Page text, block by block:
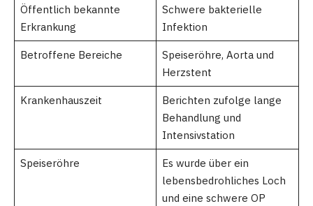
Öffentlich bekannte
Erkrankung
Schwere bakterielle
Infektion
Betroffene Bereiche
Speiseröhre, Aorta und
Herzstent
Krankenhauszeit
Berichten zufolge lange
Behandlung und
Intensivstation
Speiseröhre
Es wurde über ein
lebensbedrohliches Loch
und eine schwere OP